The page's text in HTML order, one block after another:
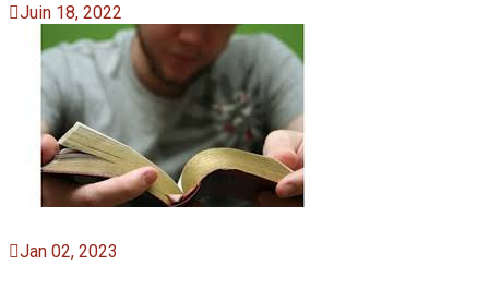
Juin 18, 2022
Jan 02, 2023